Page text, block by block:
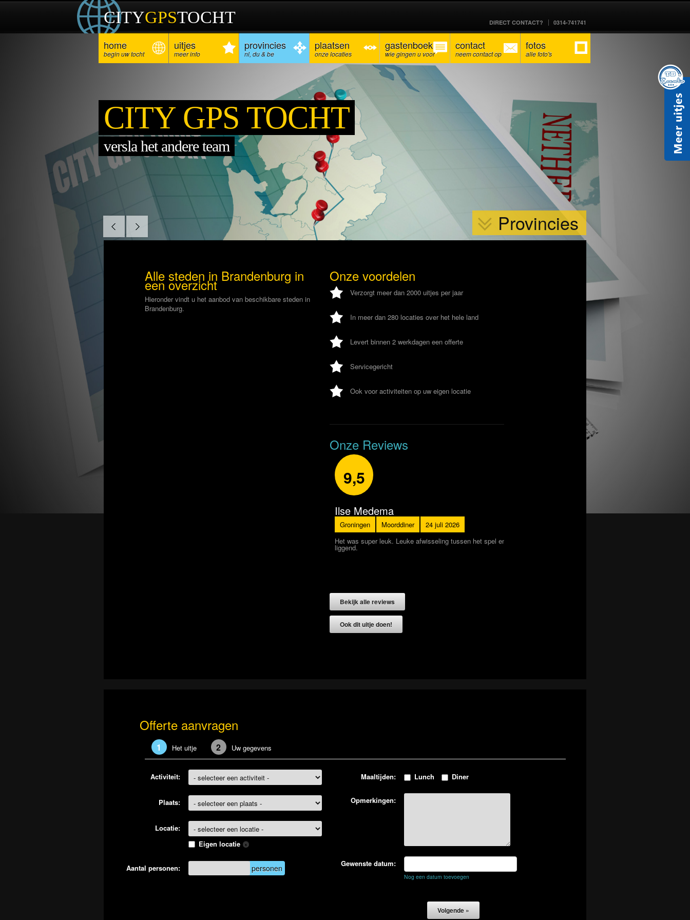
CITYGPSTOCHT DIRECT CONTACT? 0314-741741
home
begin uw tocht
uitjes
meer info
provincies
nl, du & be
plaatsen
onze locaties
gastenboek
wie gingen u voor
contact
neem contact op
fotos
alle foto's
CITY GPS TOCHT
versla het andere team
Provincies
Alle steden in Brandenburg in
een overzicht
Hieronder vindt u het aanbod van beschikbare steden in
Brandenburg.
Onze voordelen
Verzorgt meer dan 2000 uitjes per jaar
In meer dan 280 locaties over het hele land
Levert binnen 2 werkdagen een offerte
Servicegericht
Ook voor activiteiten op uw eigen locatie
Onze Reviews
Ilse Medema
Moorddiner
24 juli 2026
Het was super leuk. Leuke afwisseling tussen het spel en het eten. Leuk dat aan het eind alsnog verschillende antwoorden zijn,
Bekijk alle reviews
Ook dit uitje doen!
Leuk spel, goede begeleider! We misten in het begin enkel een beetje
beter zijn. (Dus niet aan het begin vertellen dat we een moorddiner
Offerte aanvragen
1 Het uitje 2 Uw gegevens
Activiteit:
Plaats:
Locatie:
Eigen locatie
Aantal personen: personen
Maaltijden: Lunch Diner
Opmerkingen:
Gewenste datum:
Nog een datum toevoegen